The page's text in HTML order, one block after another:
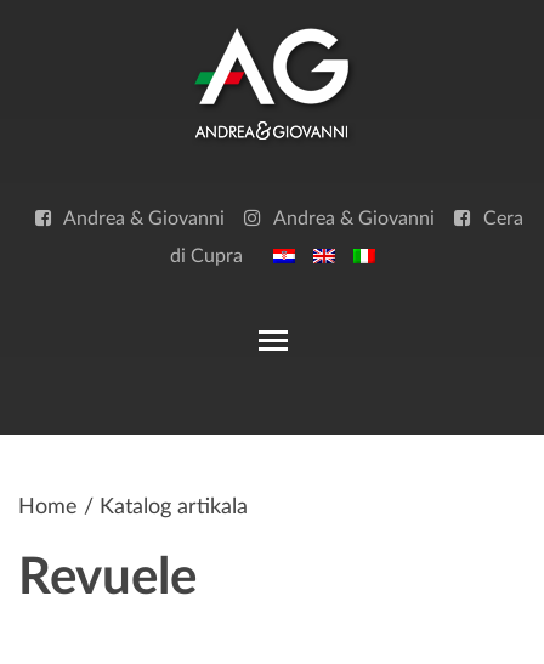
Andrea & Giovanni Andrea & Giovanni Cera
di Cupra
Home / Katalog artikala
Revuele